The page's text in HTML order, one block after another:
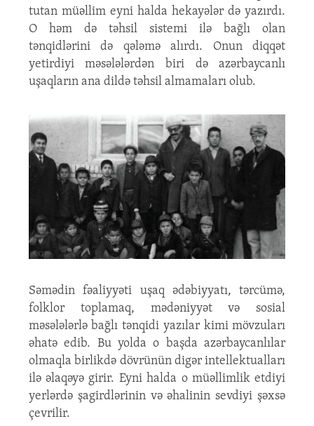
tutan müəllim eyni halda hekayələr də yazırdı.
O həm də təhsil sistemi ilə bağlı olan
tənqidlərini də qələmə alırdı. Onun diqqət
yetirdiyi məsələlərdən biri də azərbaycanlı
uşaqların ana dildə təhsil almamaları olub.
Səmədin fəaliyyəti uşaq ədəbiyyatı, tərcümə,
folklor toplamaq, mədəniyyət və sosial
məsələlərlə bağlı tənqidi yazılar kimi mövzuları
əhatə edib. Bu yolda o başda azərbaycanlılar
olmaqla birlikdə dövrünün digər intellektualları
ilə əlaqəyə girir. Eyni halda o müəllimlik etdiyi
yerlərdə şagirdlərinin və əhalinin sevdiyi şəxsə
çevrilir.